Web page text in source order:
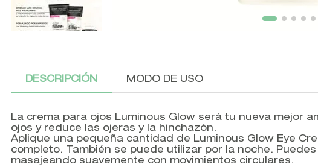
DESCRIPCIÓN MODO DE USO
La crema para ojos Luminous Glow será tu nueva mejor
ojos y reduce las ojeras y la hinchazón.
Aplique una pequeña cantidad de Luminous Glow Eye
completo. También se puede utilizar por la noche.
masajeando suavemente con movimientos circulares.